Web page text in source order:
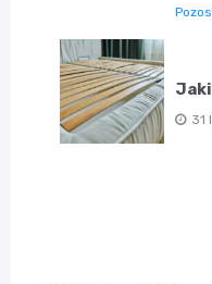
31